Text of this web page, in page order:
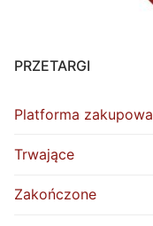
PRZETARGI
Platforma zakupowa
Trwające
Zakończone